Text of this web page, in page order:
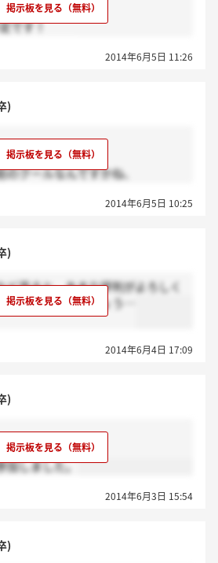
です！
2014年6月5日 11:26
)
のクールなんですかね、
2014年6月5日 10:25
)
ど見ると、あまり評判がよろしく
実際どうなんでしょう…
2014年6月4日 17:09
)
加しました。
2014年6月3日 15:54
)